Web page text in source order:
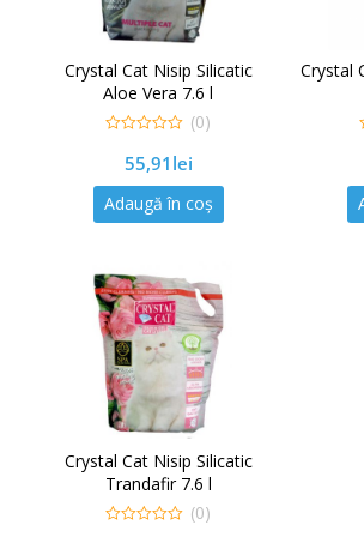
Crystal Cat Nisip Silicatic
Aloe Vera 7.6 l
5
(0)
55,91 lei
Adaugă în coș
Crystal
Crystal Cat Nisip Silicatic
Trandafir 7.6 l
(0)